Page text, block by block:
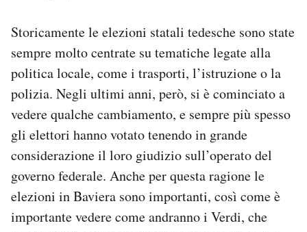
Storicamente le elezioni statali tedesche sono state
sempre molto centrate su tematiche legate alla
politica locale, come i trasporti, l’istruzione o la
polizia. Negli ultimi anni, però, si è cominciato a
vedere qualche cambiamento, e sempre più spesso
gli elettori hanno votato tenendo in grande
considerazione il loro giudizio sull’operato del
governo federale. Anche per questa ragione le
elezioni in Baviera sono importanti, così come è
importante vedere come andranno i Verdi, che